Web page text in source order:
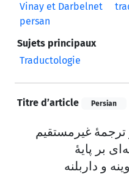
Vinay et Darbelnet
persan
Sujets principaux
Traductologie
Titre d’article Persian
غیرمستقیم
بر پایۀ
و داربلنه